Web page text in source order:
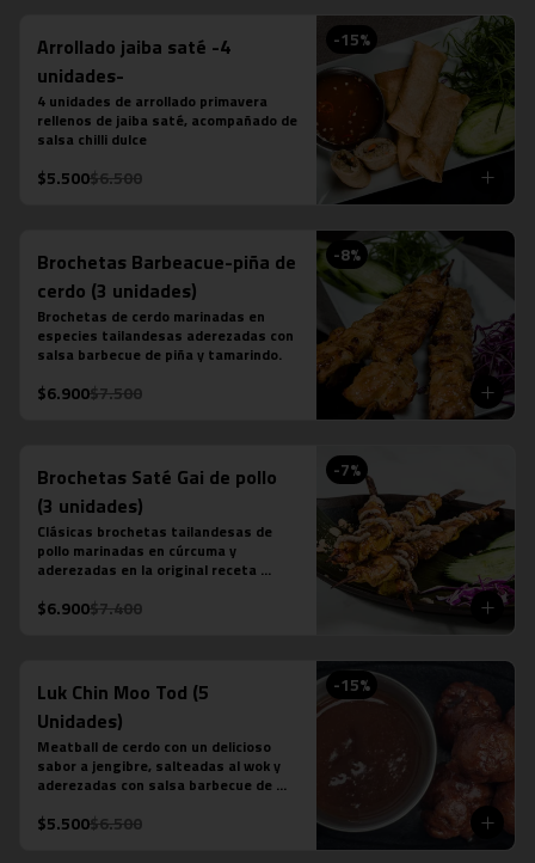
-15%
Arrollado jaiba saté -4
unidades-
4 unidades de arrollado primavera
rellenos de jaiba saté, acompañado de
salsa chilli dulce
$5.500$6.500
-8%
Brochetas Barbeacue-piña de
cerdo (3 unidades)
Brochetas de cerdo marinadas en
especies tailandesas aderezadas con
salsa barbecue de piña y tamarindo.
$6.900$7.500
-7%
Brochetas Saté Gai de pollo
(3 unidades)
Clásicas brochetas tailandesas de
pollo marinadas en cúrcuma y
aderezadas en la original receta
azúcar de palma, semillas de cilantro,
$6.900$7.400
-15%
Luk Chin Moo Tod (5
Unidades)
Meatball de cerdo con un delicioso
sabor a jengibre, salteadas al wok y
aderezadas con salsa barbecue de
$5.500$6.500